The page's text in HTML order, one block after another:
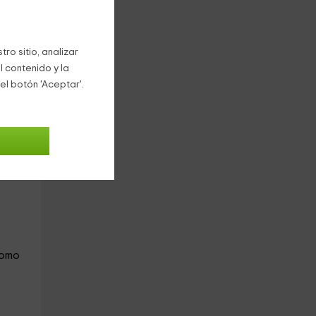
sitio, analizar
contenido y la
botón 'Aceptar'.
de